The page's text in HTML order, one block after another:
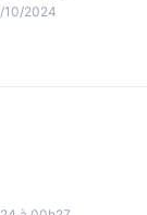
10/2024